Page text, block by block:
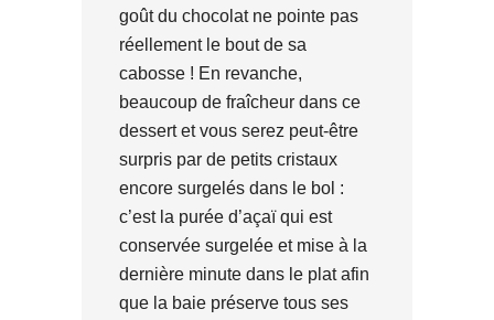
goût du chocolat ne pointe pas
réellement le bout de sa
cabosse ! En revanche,
beaucoup de fraîcheur dans ce
dessert et vous serez peut-être
surpris par de petits cristaux
encore surgelés dans le bol :
c’est la purée d’açaï qui est
conservée surgelée et mise à la
dernière minute dans le plat afin
que la baie préserve tous ses